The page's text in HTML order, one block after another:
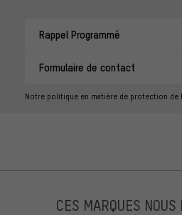
Rappel Programmé
Formulaire de contact
Notre politique en matière de protection de
CES MARQUES